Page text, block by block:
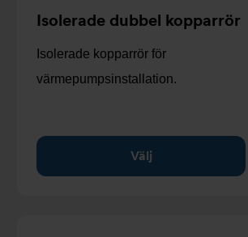
Isolerade dubbel kopparrör
Isolerade kopparrör för
värmepumpsinstallation.
Välj